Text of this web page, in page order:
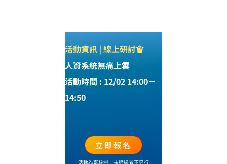
活動資訊 | 線上研討會
人資系統無痛上雲
活動時間 : 12/02 14:00－
14:50
立即報名
活動為審核制，未通過者不另行